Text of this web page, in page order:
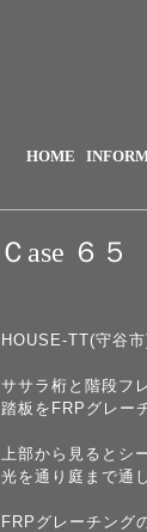
HOME
Ｃase ６５
HOUSE-TT(守谷
ササラ桁と階段フ
踏板をFRPグレー
上部から見るとシ
光を通り庭まで通
FRPグレーチング